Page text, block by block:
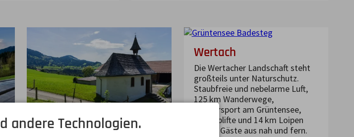
Oberstaufen
Wertach
Die Wertacher Landschaft steht
großteils unter Naturschutz.
Staubfreie und nebelarme Luft,
125 km Wanderwege,
Wassersport am Grüntensee,
Schlepplifte und 14 km Loipen
locken Gäste aus nah und fern.
andere Technologien.